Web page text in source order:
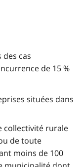
cas
de 15 %
situées dans
collectivité rurale
de toute
moins de 100